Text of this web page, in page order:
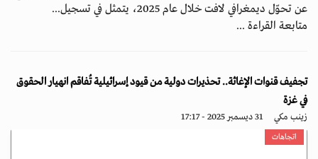
عن تحوّل ديمغرافي لافت خلال عام 2025، يتمثل في تسجيل...
متابعة القراءة ...
تجفيف قنوات الإغاثة.. تحذيرات دولية من قيود إسرائيلية تُفاقم انهيار الحقوق
في غزة
زينب مكي 31 ديسمبر 2025 - 17:17
اتجاهات